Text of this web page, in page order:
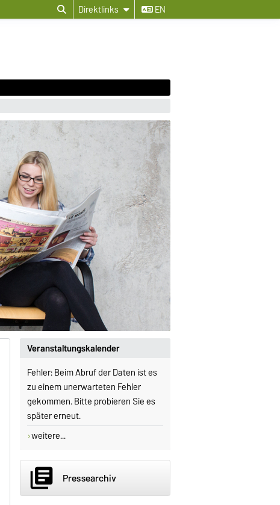
Direktlinks EN
Veranstaltungskalender
Fehler: Beim Abruf der Daten ist es
zu einem unerwarteten Fehler
gekommen. Bitte probieren Sie es
später erneut.
weitere...
library_books Pressearchiv